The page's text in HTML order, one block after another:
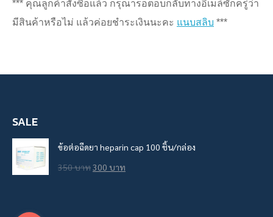
*** คุณลูกค้าสั่งซื้อแล้ว กรุณารอตอบกลับทางอีเมล์ซักครู่ว่า
มีสินค้าหรือไม่ แล้วค่อยชำระเงินนะคะ แนบสลิบ ***
SALE
ข้อต่อฉีดยา heparin cap 100 ชิ้น/กล่อง
350บาทOriginal
300 บาท